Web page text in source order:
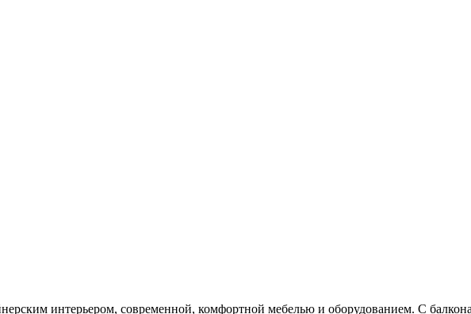
интерьером, современной, комфортной мебелью и оборудованием. С